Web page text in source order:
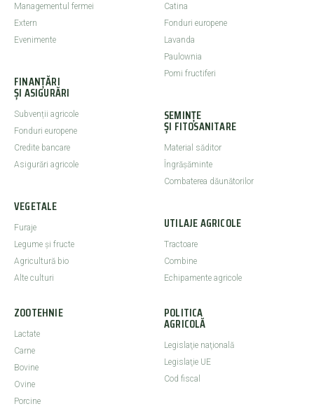
Managementul fermei
Extern
Evenimente
FINANȚĂRI
ȘI ASIGURĂRI
Subvenții agricole
Fonduri europene
Credite bancare
Asigurări agricole
VEGETALE
Furaje
Legume şi fructe
Agricultură bio
Alte culturi
Catina
Fonduri europene
Lavanda
Paulownia
Pomi fructiferi
SEMINȚE
ȘI FITOSANITARE
Material săditor
Îngrășăminte
Combaterea dăunătorilor
UTILAJE AGRICOLE
Tractoare
Combine
Echipamente agricole
ZOOTEHNIE
Lactate
Carne
Bovine
Ovine
Porcine
POLITICA
AGRICOLĂ
Legislaţie naţională
Legislaţie UE
Cod fiscal